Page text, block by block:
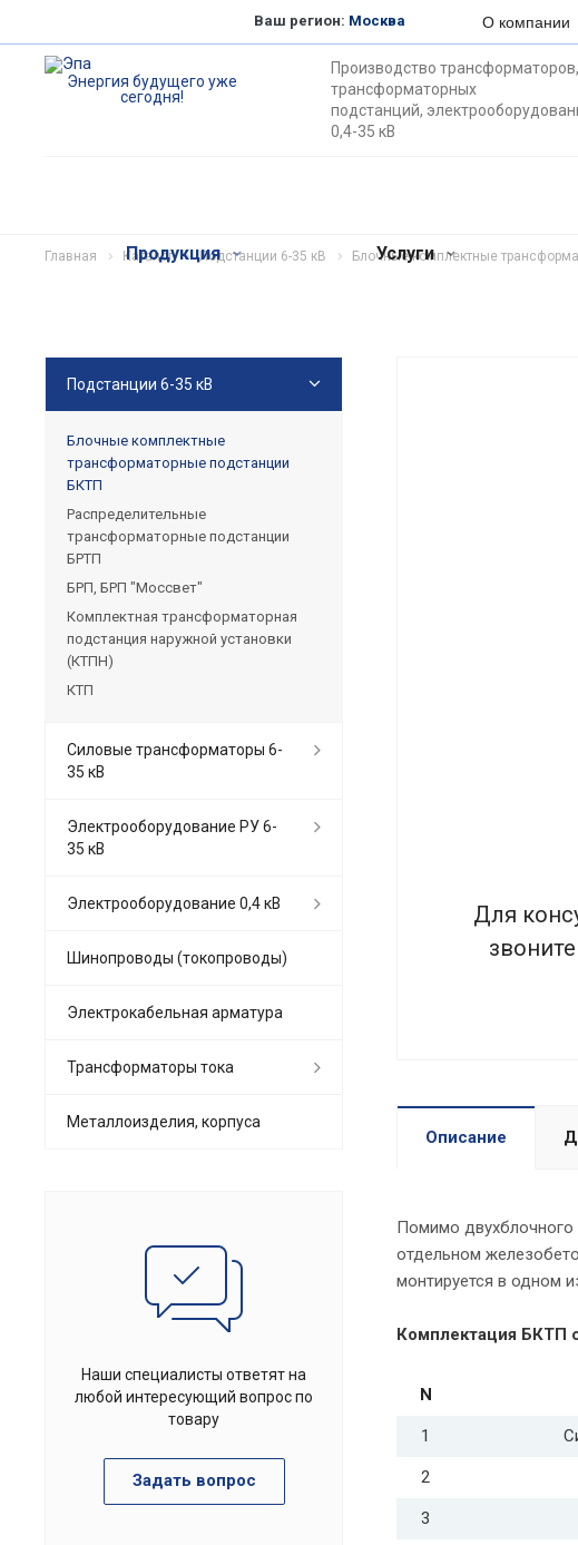
Ваш регион: Москва О компании
Энергия будущего уже
сегодня!
Производство трансформаторов,
трансформаторных
подстанций,
0,4-35 кВ
Продукция Услуги
Главная Каталог Подстанции 6-35 кВ Блочные комплектные
Для
Описание
Помимо двухблочного
отдельном
монтируется в одном
Комплектация БКТП
N
1
2
3
Подстанции 6-35 кВ
Блочные комплектные
трансформаторные подстанции
БКТП
Распределительные
трансформаторные подстанции
БРТП
БРП, БРП "Моссвет"
Комплектная трансформаторная
подстанция наружной установки
(КТПН)
КТП
Силовые трансформаторы 6-
35 кВ
Электрооборудование РУ 6-
35 кВ
Электрооборудование 0,4 кВ
Шинопроводы (токопроводы)
Электрокабельная арматура
Трансформаторы тока
Металлоизделия, корпуса
Наши специалисты ответят на
любой интересующий вопрос по
товару
Задать вопрос